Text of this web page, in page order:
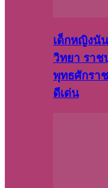
เด็กหญิงนั
วิทยา ราช
พุทธศักรา
ดีเด่น